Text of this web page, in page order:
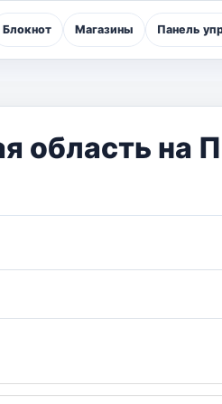
Блокнот Магазины Панель
область на